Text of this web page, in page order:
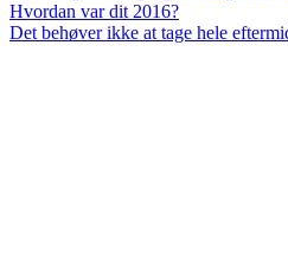
Det behøver ikke at tage hele